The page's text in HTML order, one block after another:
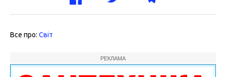
Все про: Світ
РЕКЛАМА